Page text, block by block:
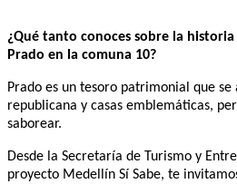
¿Qué tanto conoces sobre la
Prado en la comuna 10?
Prado es un tesoro patrimonial que
republicana y casas emblemáticas,
saborear.
Desde la Secretaría de Turismo y
proyecto Medellín Sí Sabe, te